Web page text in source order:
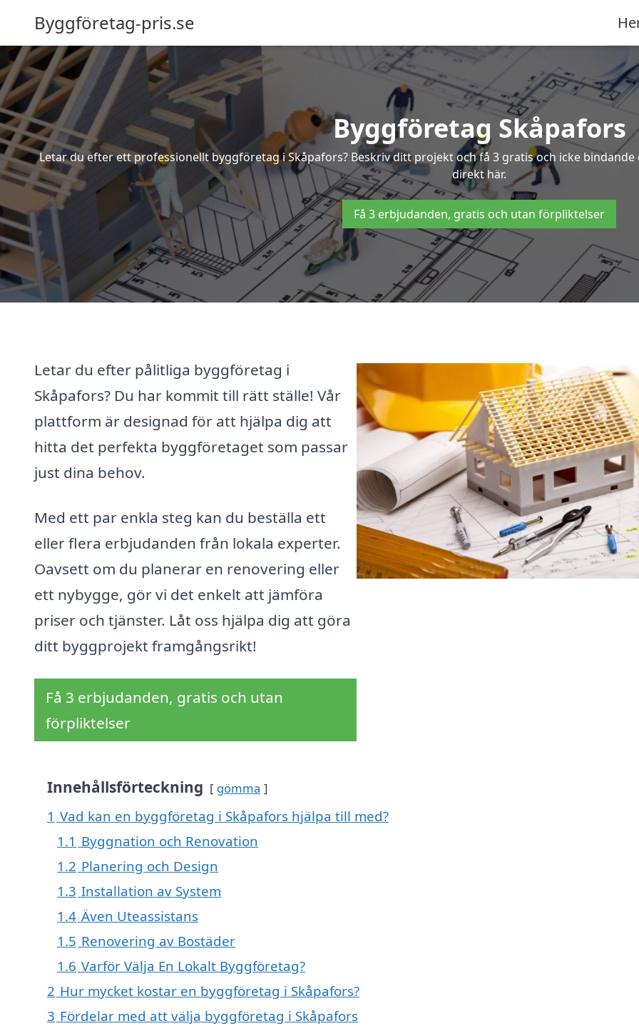
Byggföretag-pris.se
Byggföretag Skåpafors
Letar du efter ett professionellt byggföretag i Skåpafors? Beskriv ditt projekt och få 3 gratis och icke
direkt här.
Få 3 erbjudanden, gratis och utan förpliktelser
Letar du efter pålitliga byggföretag i
Skåpafors? Du har kommit till rätt ställe! Vår
plattform är designad för att hjälpa dig att
hitta det perfekta byggföretaget som passar
just dina behov.
Med ett par enkla steg kan du beställa ett
eller flera erbjudanden från lokala experter.
Oavsett om du planerar en renovering eller
ett nybygge, gör vi det enkelt att jämföra
priser och tjänster. Låt oss hjälpa dig att göra
ditt byggprojekt framgångsrikt!
Få 3 erbjudanden, gratis och utan
förpliktelser
Innehållsförteckning gömma
1 Vad kan en byggföretag i Skåpafors hjälpa till med?
1.1 Byggnation och Renovation
1.2 Planering och Design
1.3 Installation av System
1.4 Även Uteassistans
1.5 Renovering av Bostäder
1.6 Varför Välja En Lokalt Byggföretag?
2 Hur mycket kostar en byggföretag i Skåpafors?
3 Fördelar med att välja byggföretag i Skåpafors